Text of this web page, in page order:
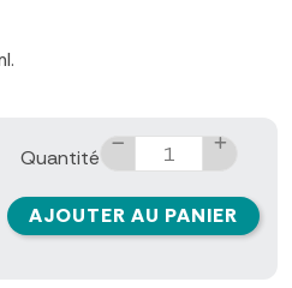
Quantité
AJOUTER AU PANIER